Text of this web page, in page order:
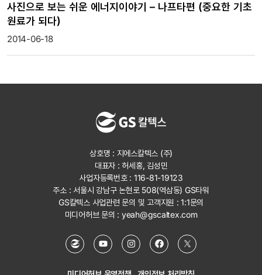
사진으로 보는 쉬운 에너지이야기 – 나프타편 (중요한 기초
원료가 되다)
2014-06-18
상호명 : 지에스칼텍스 (주)
대표자 : 허세홍, 김성민
사업자등록번호 : 116-81-19123
주소 : 서울시 강남구 논현로 508(역삼동) GS타워
GS칼텍스 사업관련 문의 및 고객지원 :1:1문의
미디어허브 문의 : yeah@gscaltex.com